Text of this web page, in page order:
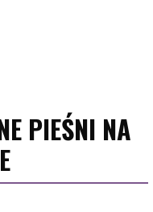
PIEŚNI NA